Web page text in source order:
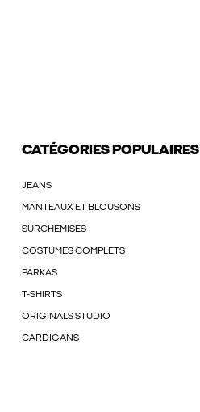
CATÉGORIES POPULAIRES
JEANS
MANTEAUX ET BLOUSONS
SURCHEMISES
COSTUMES COMPLETS
PARKAS
T-SHIRTS
ORIGINALS STUDIO
CARDIGANS